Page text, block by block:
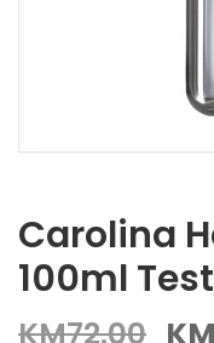
Carolina
100ml
KM72.00 KM